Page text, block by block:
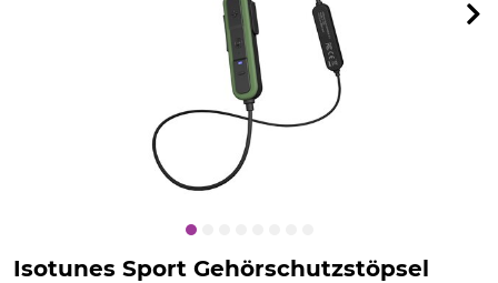
Isotunes Sport Gehörschutzstöpsel